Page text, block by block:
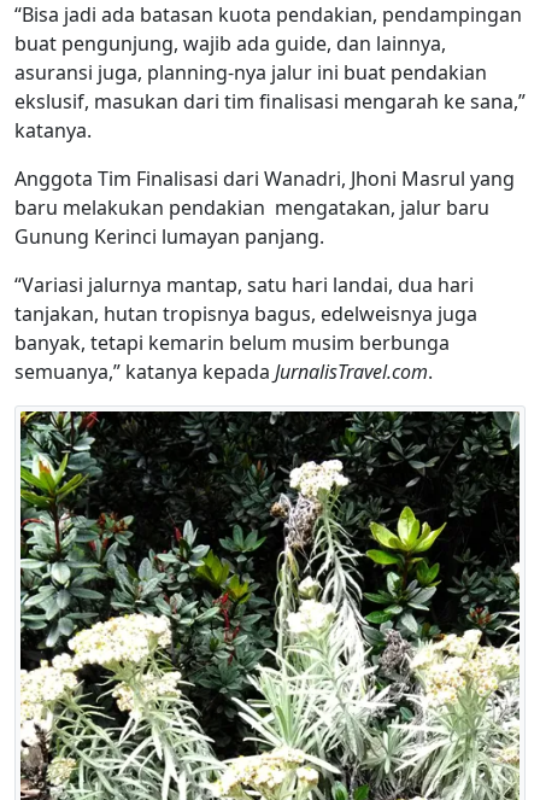
“Bisa jadi ada batasan kuota pendakian, pendampingan
buat pengunjung, wajib ada guide, dan lainnya,
asuransi juga, planning-nya jalur ini buat pendakian
ekslusif, masukan dari tim finalisasi mengarah ke sana,”
katanya.
Anggota Tim Finalisasi dari Wanadri, Jhoni Masrul yang
baru melakukan pendakian mengatakan, jalur baru
Gunung Kerinci lumayan panjang.
“Variasi jalurnya mantap, satu hari landai, dua hari
tanjakan, hutan tropisnya bagus, edelweisnya juga
banyak, tetapi kemarin belum musim berbunga
semuanya,” katanya kepada JurnalisTravel.com.